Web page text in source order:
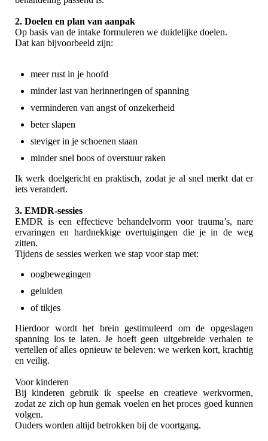
2. Doelen en plan van aanpak
Op basis van de intake formuleren we duidelijke doelen.
Dat kan bijvoorbeeld zijn:
meer rust in je hoofd
minder last van herinneringen of spanning
verminderen van angst of onzekerheid
beter slapen
steviger in je schoenen staan
minder snel boos of overstuur raken
Ik werk doelgericht en praktisch, zodat je al snel merkt dat er
iets verandert.
3. EMDR-sessies
EMDR is een effectieve behandelvorm voor trauma’s, nare
ervaringen en hardnekkige overtuigingen die je in de weg
zitten.
Tijdens de sessies werken we stap voor stap met:
oogbewegingen
geluiden
of tikjes
Hierdoor wordt het brein gestimuleerd om de opgeslagen
spanning los te laten. Je hoeft geen uitgebreide verhalen te
vertellen of alles opnieuw te beleven: we werken kort, krachtig
en veilig.
Voor kinderen
Bij kinderen gebruik ik speelse en creatieve werkvormen,
zodat ze zich op hun gemak voelen en het proces goed kunnen
volgen.
Ouders worden altijd betrokken bij de voortgang.